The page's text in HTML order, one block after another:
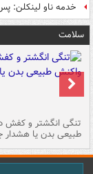
خدمه ناو لینکلن: پس از ۸ ماه حضور در دریا خسته و
سلامت
تنگی انگشتر و کفش
طبیعی بدن یا هشدار